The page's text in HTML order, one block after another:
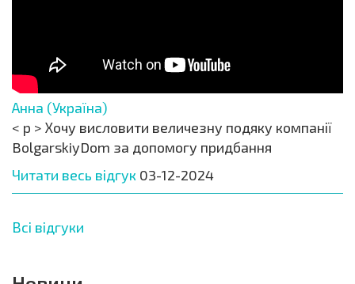
Анна (Україна)
< p > Хочу висловити величезну подяку компанії
BolgarskiyDom за допомогу придбання
Читати весь відгук 03-12-2024
Всі відгуки